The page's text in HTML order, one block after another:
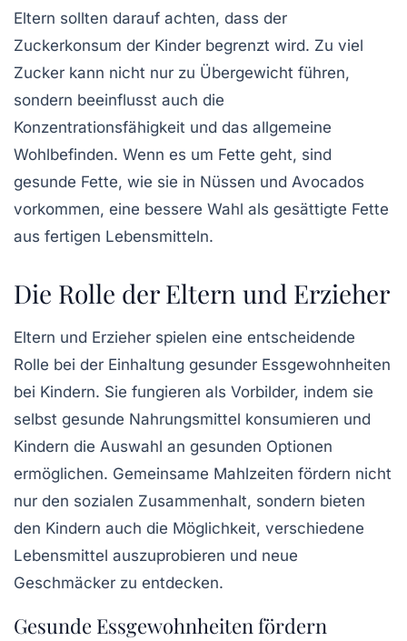
Eltern sollten darauf achten, dass der
Zuckerkonsum der Kinder begrenzt wird. Zu viel
Zucker kann nicht nur zu Übergewicht führen,
sondern beeinflusst auch die
Konzentrationsfähigkeit und das allgemeine
Wohlbefinden. Wenn es um Fette geht, sind
gesunde Fette, wie sie in Nüssen und Avocados
vorkommen, eine bessere Wahl als gesättigte Fette
aus fertigen Lebensmitteln.
Die Rolle der Eltern und Erzieher
Eltern und Erzieher spielen eine entscheidende
Rolle bei der Einhaltung gesunder Essgewohnheiten
bei Kindern. Sie fungieren als Vorbilder, indem sie
selbst gesunde Nahrungsmittel konsumieren und
Kindern die Auswahl an gesunden Optionen
ermöglichen. Gemeinsame Mahlzeiten fördern nicht
nur den sozialen Zusammenhalt, sondern bieten
den Kindern auch die Möglichkeit, verschiedene
Lebensmittel auszuprobieren und neue
Geschmäcker zu entdecken.
Gesunde Essgewohnheiten fördern